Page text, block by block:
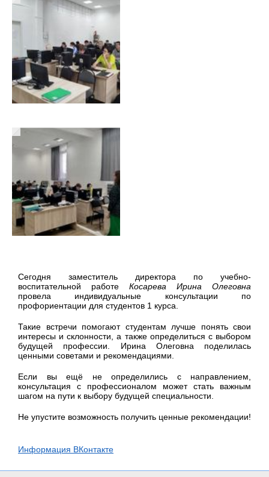
Сегодня заместитель директора по учебно-
воспитательной работе Косарева Ирина Олеговна
провела индивидуальные консультации по
профориентации для студентов 1 курса.
Такие встречи помогают студентам лучше понять свои
интересы и склонности, а также определиться с выбором
будущей профессии. Ирина Олеговна поделилась
ценными советами и рекомендациями.
Если вы ещё не определились с направлением,
консультация с профессионалом может стать важным
шагом на пути к выбору будущей специальности.
Не упустите возможность получить ценные рекомендации!
Информация ВКонтакте